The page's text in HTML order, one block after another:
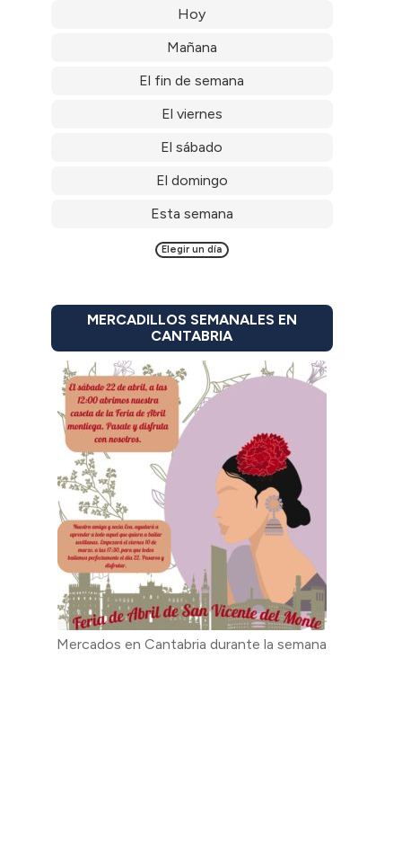
Hoy
Mañana
El fin de semana
El viernes
El sábado
El domingo
Esta semana
Elegir un día
MERCADILLOS SEMANALES EN
CANTABRIA
Mercados en Cantabria durante la semana